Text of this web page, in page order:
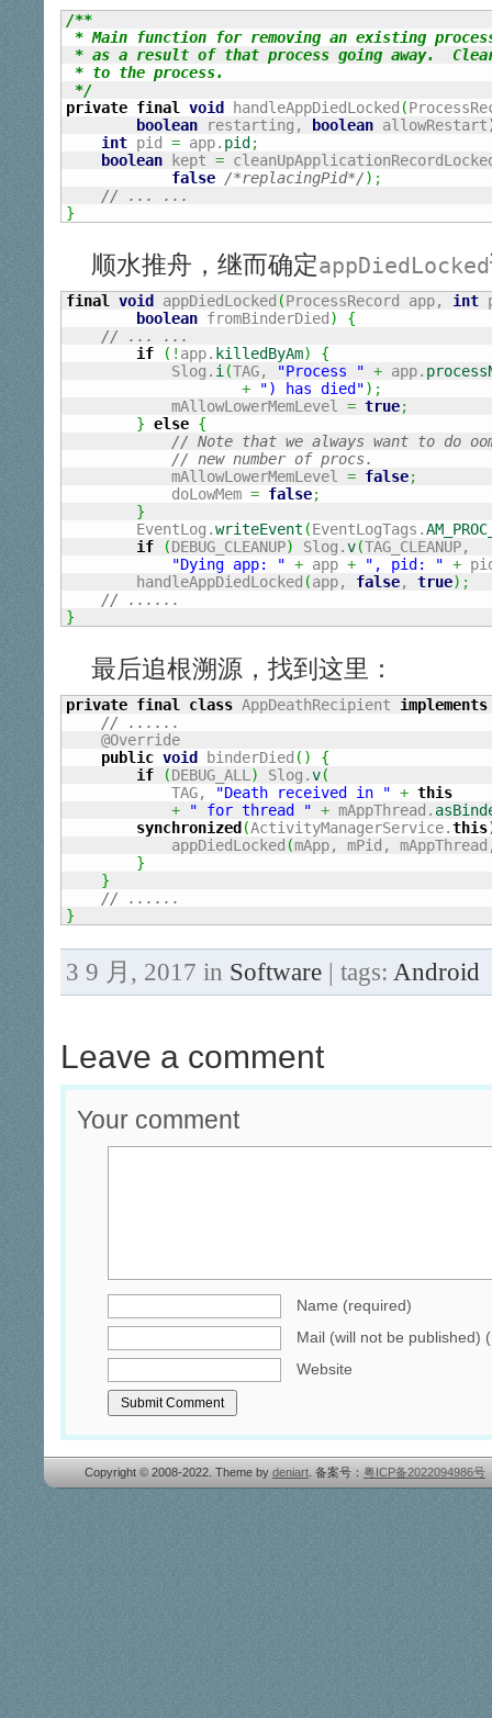
/**
* Main function for removing an existing
* as a result of that process going away.
* to the process.
*/
private final void handleAppDiedLocked (
boolean restarting, boolean allowRestart
int pid = app. pid;
boolean kept =
false /*replacingPid*/) ;
// ... ...
}
顺水推舟，继而确定appDiedLocked
final void appDiedLocked (ProcessRecord app, int
boolean fromBinderDied)
{
// ... ...
if
( ! app. killedByAm)
{
            Slog.
i (TAG, "Process " + app.
+
") has died") ;
            mAllowLowerMemLevel
= true;
} else {
// Note that we always want to do
// new number of procs.
            mAllowLowerMemLevel
= false;
            doLowMem
= false;
}
        EventLog.
writeEvent (EventLogTags.
if
(DEBUG_CLEANUP) Slog.v(TAG_CLEANUP,
"Dying app: " + app + ", pid: " +
        handleAppDiedLocked
(app, false, true) ;
// ......
}
最后追根溯源，找到这里：
private final class AppDeathRecipient implements
// ......
    @Override
public void binderDied ( )
{
if
(DEBUG_ALL ) Slog.v(
            TAG,
"Death received in " + this
+
" for thread " + mAppThread.
synchronized(ActivityManagerService.this
            appDiedLocked
(mApp, mPid,
}
}
// ......
}
3 9 月, 2017 in Software | tags: Android
Leave a comment
Your comment
Name (required)
Mail (will not be published)
Website
Copyright © 2008-2022. Theme by deniart . 备案号： 粤ICP备2022094986号